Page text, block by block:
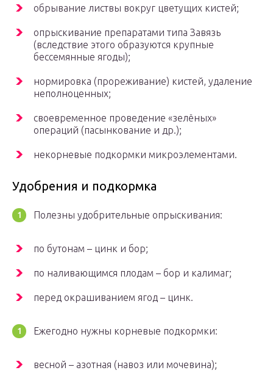
обрывание листвы вокруг цветущих кистей;
опрыскивание препаратами типа Завязь
(вследствие этого образуются крупные
бессемянные ягоды);
нормировка (прореживание) кистей, удаление
неполноценных;
своевременное проведение «зелёных»
операций (пасынкование и др.);
некорневые подкормки микроэлементами.
Удобрения и подкормка
Полезны удобрительные опрыскивания:
по бутонам – цинк и бор;
по наливающимся плодам – бор и калимаг;
перед окрашиванием ягод – цинк.
Ежегодно нужны корневые подкормки:
весной – азотная (навоз или мочевина);